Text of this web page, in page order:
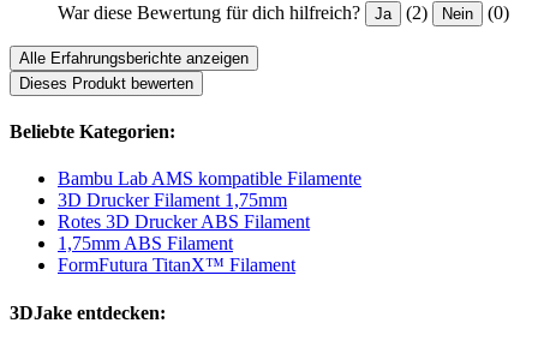
War diese Bewertung für dich hilfreich? Ja (2) Nein (0)
Alle Erfahrungsberichte anzeigen
Dieses Produkt bewerten
Beliebte Kategorien:
Bambu Lab AMS kompatible Filamente
3D Drucker Filament 1,75mm
Rotes 3D Drucker ABS Filament
1,75mm ABS Filament
FormFutura TitanX™ Filament
3DJake entdecken: